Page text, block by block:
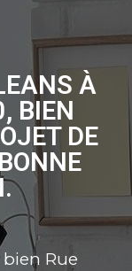
À
BIEN
DE
Rue